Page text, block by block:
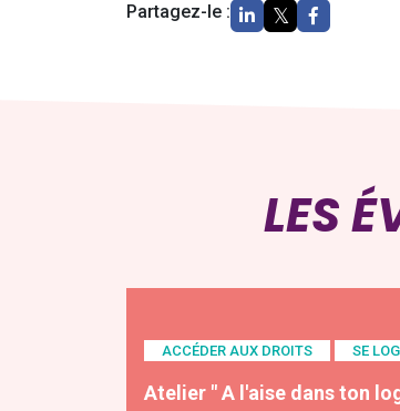
Partagez-le :
LES
ACCÉDER AUX DROITS SE
Atelier " A l'aise dans ton